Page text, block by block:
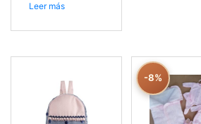
Leer más
-8%